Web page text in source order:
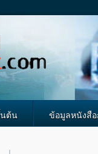
ต้น ข้อมูลหนังสื